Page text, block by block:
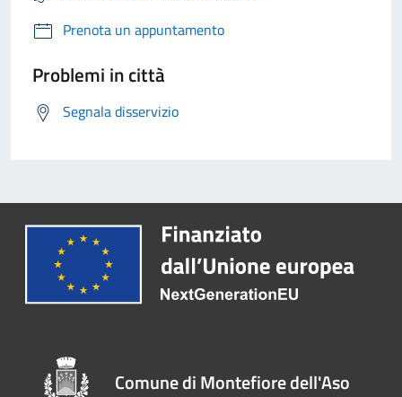
Prenota un appuntamento
Problemi in città
Segnala disservizio
Comune di Montefiore dell'Aso